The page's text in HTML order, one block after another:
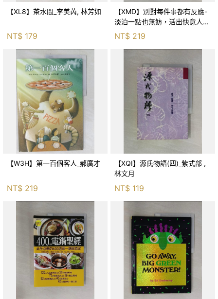
【XL8】茶水間_李美芮, 林芳如
NT$ 179
【XMD】別對每件事都有反應-
淡泊一點也無妨，活出快意人生
的99個禪練習！_枡野俊明, 黃
薇嬪
NT$ 219
【W3H】第一百個客人_郝廣才
NT$ 219
【XQI】源氏物語(四)_紫式部 ,
林文月
NT$ 119